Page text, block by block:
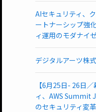
AIセキュリティ、
ートナーシップ強
ィ運用のモダナイ
デジタルアーツ株
【6月25日- 26日
ィ、AWS Summit
のセキュリティ変